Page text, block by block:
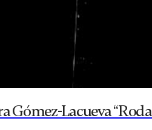
Gómez-Lacueva